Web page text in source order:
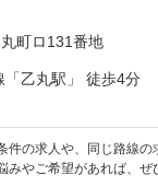
町ロ131番地
「乙丸駅」 徒歩4分
件の求人や、同じ路線
みやご希望があれば、ぜ